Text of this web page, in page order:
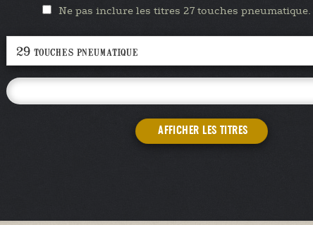
Ne pas inclure les titres 27 touches pneumatique.
AFFICHER LES TITRES